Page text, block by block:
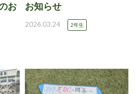
お
お知らせ
2026.03.24 2年生